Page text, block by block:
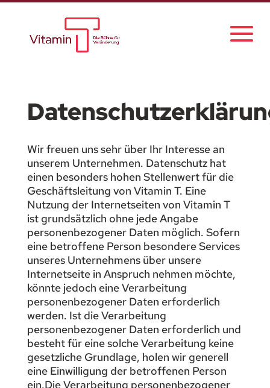
Wir freuen uns sehr über Ihr Interesse an
unserem Unternehmen. Datenschutz hat
einen besonders hohen Stellenwert für die
Geschäftsleitung von Vitamin T. Eine
Nutzung der Internetseiten von Vitamin T
ist grundsätzlich ohne jede Angabe
personenbezogener Daten möglich. Sofern
eine betroffene Person besondere Services
unseres Unternehmens über unsere
Internetseite in Anspruch nehmen möchte,
könnte jedoch eine Verarbeitung
personenbezogener Daten erforderlich
werden. Ist die Verarbeitung
personenbezogener Daten erforderlich und
besteht für eine solche Verarbeitung keine
gesetzliche Grundlage, holen wir generell
eine Einwilligung der betroffenen Person
ein.Die Verarbeitung personenbezogener